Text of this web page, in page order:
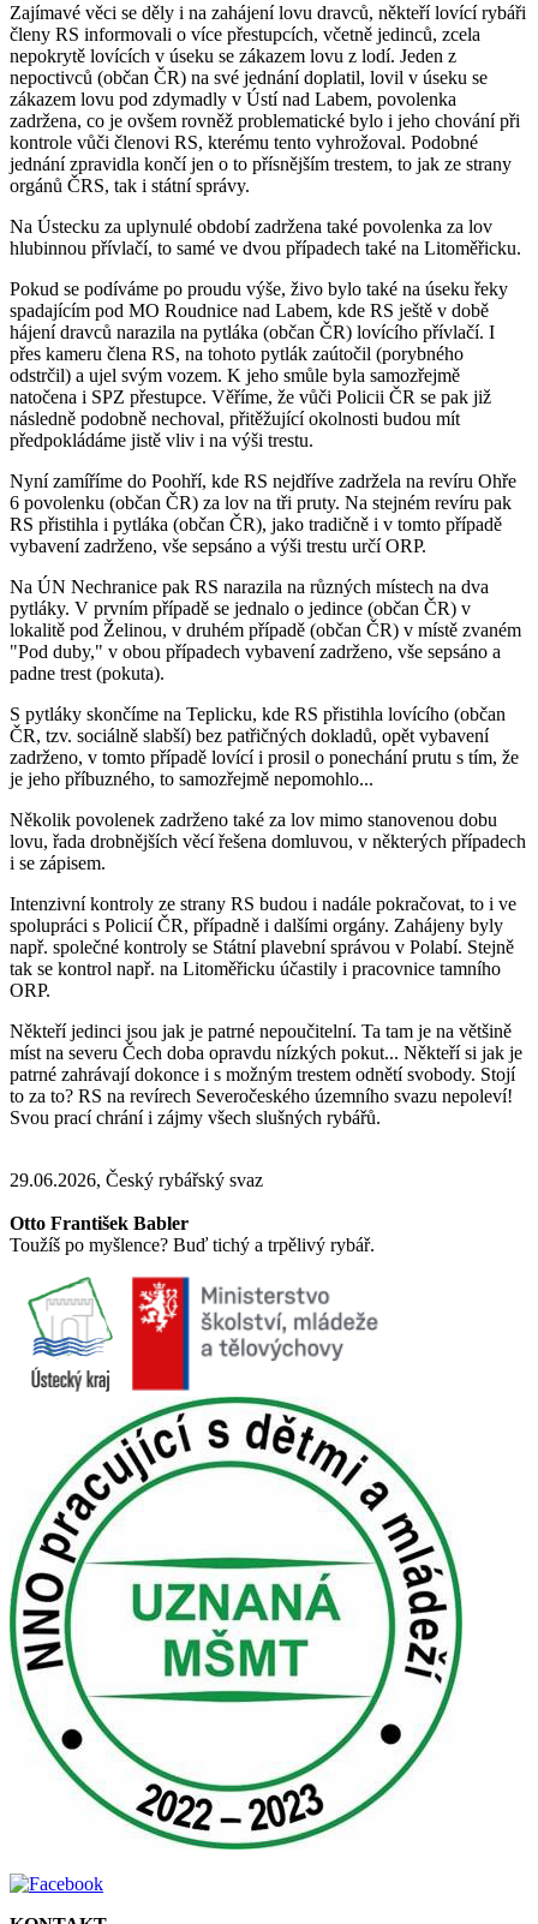
Zajímavé věci se děly i na zahájení lovu dravců, někteří lovící rybáři
členy RS informovali o více přestupcích, včetně jedinců, zcela
nepokrytě lovících v úseku se zákazem lovu z lodí. Jeden z
nepoctivců (občan ČR) na své jednání doplatil, lovil v úseku se
zákazem lovu pod zdymadly v Ústí nad Labem, povolenka
zadržena, co je ovšem rovněž problematické bylo i jeho chování při
kontrole vůči členovi RS, kterému tento vyhrožoval. Podobné
jednání zpravidla končí jen o to přísnějším trestem, to jak ze strany
orgánů ČRS, tak i státní správy.
Na Ústecku za uplynulé období zadržena také povolenka za lov
hlubinnou přívlačí, to samé ve dvou případech také na Litoměřicku.
Pokud se podíváme po proudu výše, živo bylo také na úseku řeky
spadajícím pod MO Roudnice nad Labem, kde RS ještě v době
hájení dravců narazila na pytláka (občan ČR) lovícího přívlačí. I
přes kameru člena RS, na tohoto pytlák zaútočil (porybného
odstrčil) a ujel svým vozem. K jeho smůle byla samozřejmě
natočena i SPZ přestupce. Věříme, že vůči Policii ČR se pak již
následně podobně nechoval, přitěžující okolnosti budou mít
předpokládáme jistě vliv i na výši trestu.
Nyní zamíříme do Poohří, kde RS nejdříve zadržela na revíru Ohře
6 povolenku (občan ČR) za lov na tři pruty. Na stejném revíru pak
RS přistihla i pytláka (občan ČR), jako tradičně i v tomto případě
vybavení zadrženo, vše sepsáno a výši trestu určí ORP.
Na ÚN Nechranice pak RS narazila na různých místech na dva
pytláky. V prvním případě se jednalo o jedince (občan ČR) v
lokalitě pod Želinou, v druhém případě (občan ČR) v místě zvaném
"Pod duby," v obou případech vybavení zadrženo, vše sepsáno a
padne trest (pokuta).
S pytláky skončíme na Teplicku, kde RS přistihla lovícího (občan
ČR, tzv. sociálně slabší) bez patřičných dokladů, opět vybavení
zadrženo, v tomto případě lovící i prosil o ponechání prutu s tím, že
je jeho příbuzného, to samozřejmě nepomohlo...
Několik povolenek zadrženo také za lov mimo stanovenou dobu
lovu, řada drobnějších věcí řešena domluvou, v některých případech
i se zápisem.
Intenzivní kontroly ze strany RS budou i nadále pokračovat, to i ve
spolupráci s Policií ČR, případně i dalšími orgány. Zahájeny byly
např. společné kontroly se Státní plavební správou v Polabí. Stejně
tak se kontrol např. na Litoměřicku účastily i pracovnice tamního
ORP.
Někteří jedinci jsou jak je patrné nepoučitelní. Ta tam je na většině
míst na severu Čech doba opravdu nízkých pokut... Někteří si jak je
patrné zahrávají dokonce i s možným trestem odnětí svobody. Stojí
to za to? RS na revírech Severočeského územního svazu nepoleví!
Svou prací chrání i zájmy všech slušných rybářů.
29.06.2026, Český rybářský svaz
Otto František Babler
Toužíš po myšlence? Buď tichý a trpělivý rybář.